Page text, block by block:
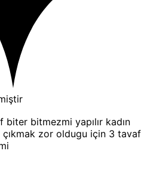
biter bitmezmi yapılır kadın
zor oldugu için 3 tavaf